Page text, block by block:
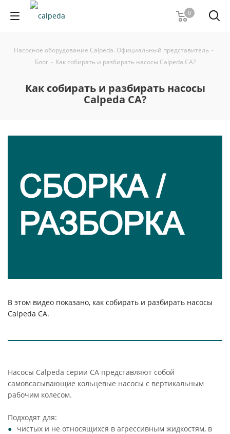
0
Насосное оборудование Calpeda. Официальный представитель -
Блог - Как собирать и разбирать насосы Calpeda CA?
Как собирать и разбирать насосы
Calpeda CA?
В этом видео показано, как собирать и разбирать насосы
Calpeda CA.
Насосы Calpeda серии CA представляют собой
самовсасывающие кольцевые насосы с вертикальным
рабочим колесом.
Подходят для:
чистых и не относящихся в агрессивным жидкостям, в